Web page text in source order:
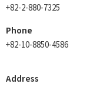
+82-2-880-7325
Phone
+82-10-8850-4586
Address